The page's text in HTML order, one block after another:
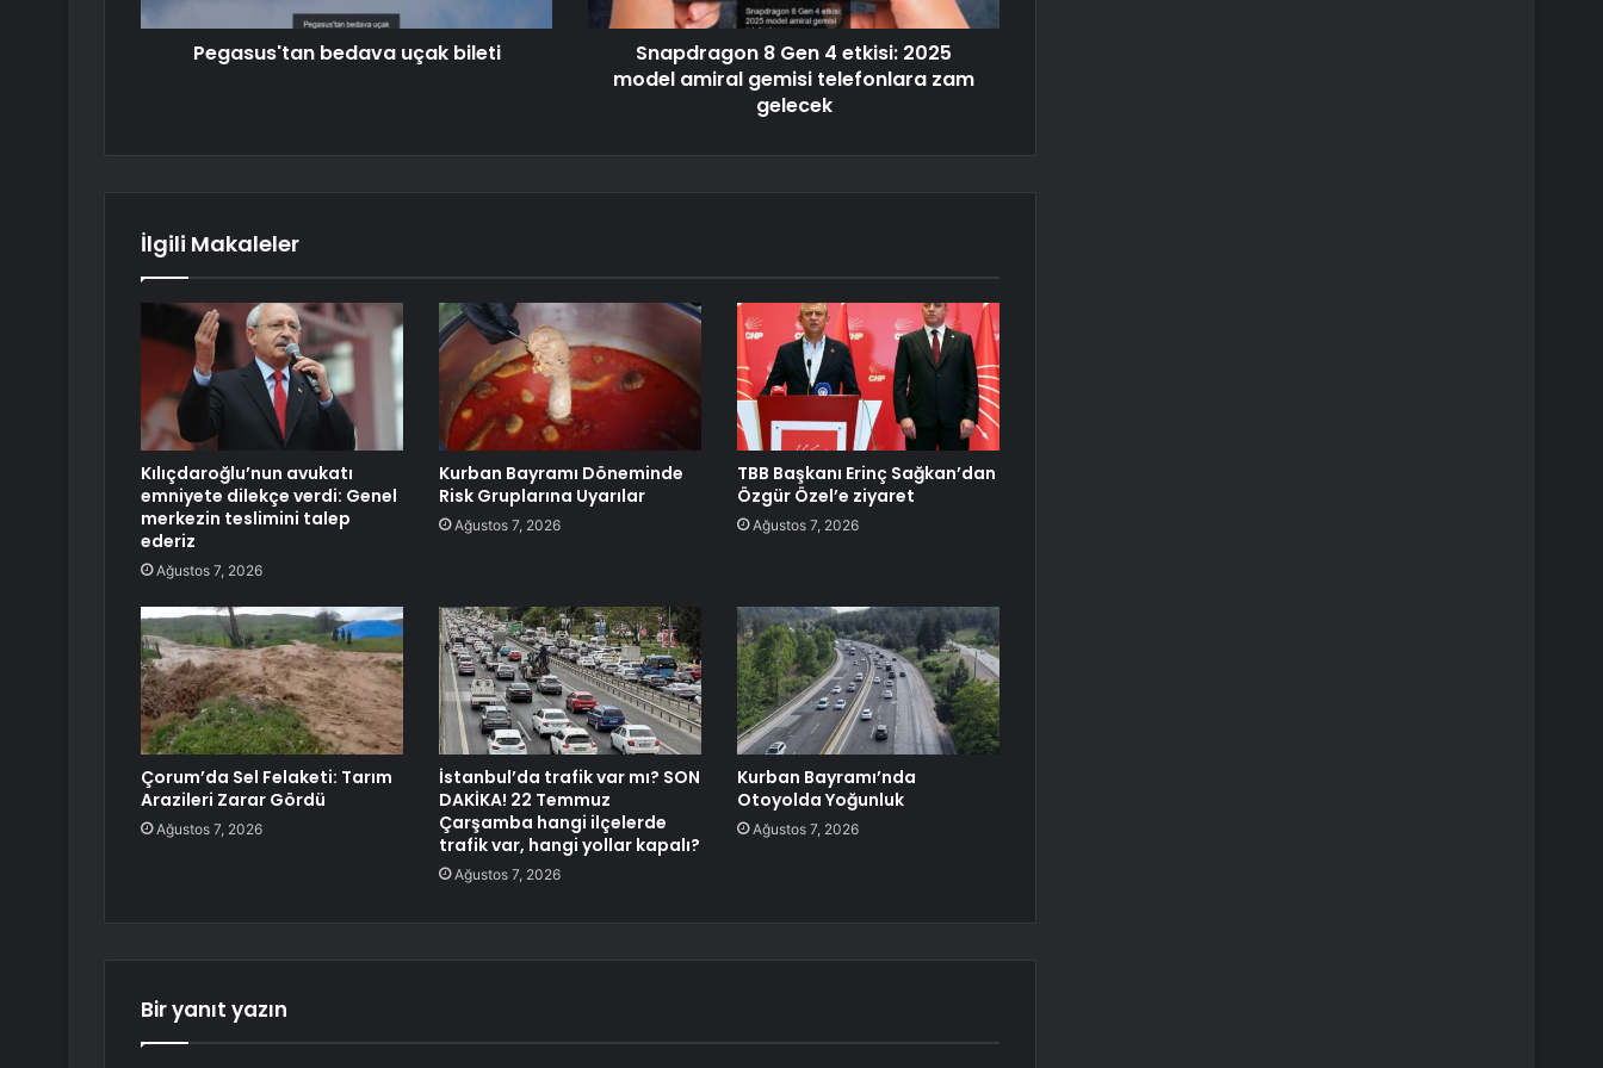
Pegasus'tan bedava uçak bileti
Snapdragon 8 Gen 4 etkisi: 2025
model amiral gemisi telefonlara zam
gelecek
İlgili Makaleler
Kılıçdaroğlu’nun avukatı
emniyete dilekçe verdi: Genel
merkezin teslimini talep
ederiz
Ağustos 7, 2026
Kurban Bayramı Döneminde
Risk Gruplarına Uyarılar
Ağustos 7, 2026
TBB Başkanı Erinç Sağkan’dan
Özgür Özel’e ziyaret
Ağustos 7, 2026
Çorum’da Sel Felaketi: Tarım
Arazileri Zarar Gördü
Ağustos 7, 2026
İstanbul’da trafik var mı? SON
DAKİKA! 22 Temmuz
Çarşamba hangi ilçelerde
trafik var, hangi yollar kapalı?
Ağustos 7, 2026
Kurban Bayramı’nda
Otoyolda Yoğunluk
Ağustos 7, 2026
Bir yanıt yazın